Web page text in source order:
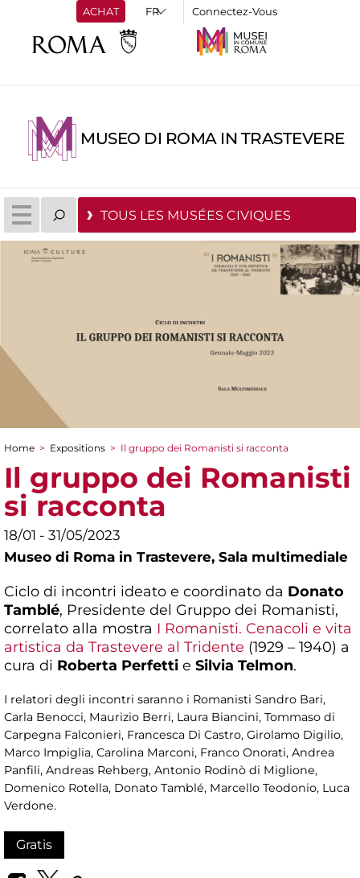
ACHAT Connectez-Vous
MUSEO DI ROMA IN TRASTEVERE
TOUS LES MUSÉES CIVIQUES
You are here
Home > Expositions > Il gruppo dei Romanisti si racconta
Il gruppo dei Romanisti
si racconta
18/01 - 31/05/2023
Museo di Roma in Trastevere, Sala multimediale
Ciclo di incontri ideato e coordinato da Donato
Tamblé, Presidente del Gruppo dei Romanisti,
correlato alla mostra I Romanisti. Cenacoli e vita
artistica da Trastevere al Tridente (1929 – 1940) a
cura di Roberta Perfetti e Silvia Telmon.
I relatori degli incontri saranno i Romanisti Sandro Bari,
Carla Benocci, Maurizio Berri, Laura Biancini, Tommaso di
Carpegna Falconieri, Francesca Di Castro, Girolamo Digilio,
Marco Impiglia, Carolina Marconi, Franco Onorati, Andrea
Panfili, Andreas Rehberg, Antonio Rodinò di Miglione,
Domenico Rotella, Donato Tamblé, Marcello Teodonio, Luca
Verdone.
Gratis